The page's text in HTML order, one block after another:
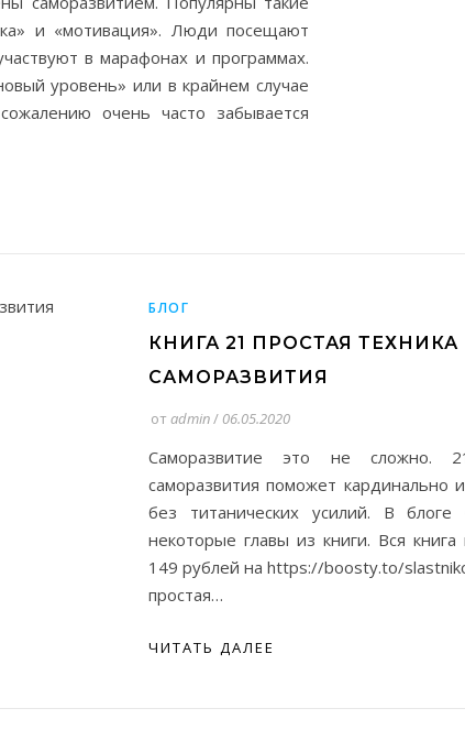
и «мотивация». Люди посещают
в марафонах и программах.
уровень» или в крайнем случае
очень часто забывается
БЛОГ
КНИГА 21 ПРОСТАЯ ТЕХНИКА
САМОРАЗВИТИЯ
от admin/ 06.05.2020
Саморазвитие это не сложно.
саморазвития поможет кардинально
без титанических усилий. В блоге
некоторые главы из книги. Вся
149 рублей на https://boosty.to/
простая…
ЧИТАТЬ ДАЛЕЕ